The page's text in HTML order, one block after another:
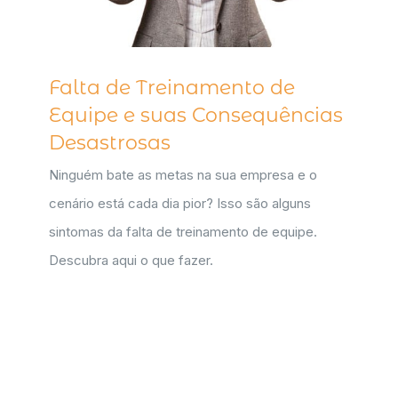
Falta de Treinamento de
Equipe e suas Consequências
Desastrosas
Ninguém bate as metas na sua empresa e o
cenário está cada dia pior? Isso são alguns
sintomas da falta de treinamento de equipe.
Descubra aqui o que fazer.